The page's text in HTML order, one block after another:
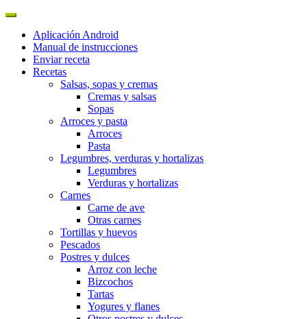
Aplicación Android
Manual de instrucciones
Enviar receta
Recetas
Salsas, sopas y cremas
Cremas y salsas
Sopas
Arroces y pasta
Arroces
Pasta
Legumbres, verduras y hortalizas
Legumbres
Verduras y hortalizas
Carnes
Carne de ave
Otras carnes
Tortillas y huevos
Pescados
Postres y dulces
Arroz con leche
Bizcochos
Tartas
Yogures y flanes